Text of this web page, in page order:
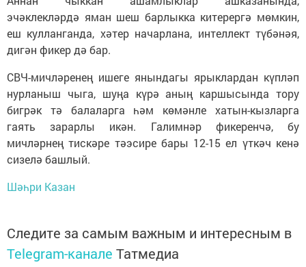
эчәклекләрдә яман шеш барлыкка китерергә мөмкин,
еш кулланганда, хәтер начарлана, интеллект түбәнәя,
дигән фикер дә бар.
СВЧ-мичләренең ишеге янындагы ярыклардан күпләп
нурланыш чыга, шуңа күрә аның каршысында тору
бигрәк тә балаларга һәм көмәнле хатын-кызларга
гаять зарарлы икән. Галимнәр фикеренчә, бу
мичләрнең тискәре тәэсире бары 12-15 ел үткәч кенә
сизелә башлый.
Шәһри Казан
Следите за самым важным и интересным в
Telegram-канале Татмедиа